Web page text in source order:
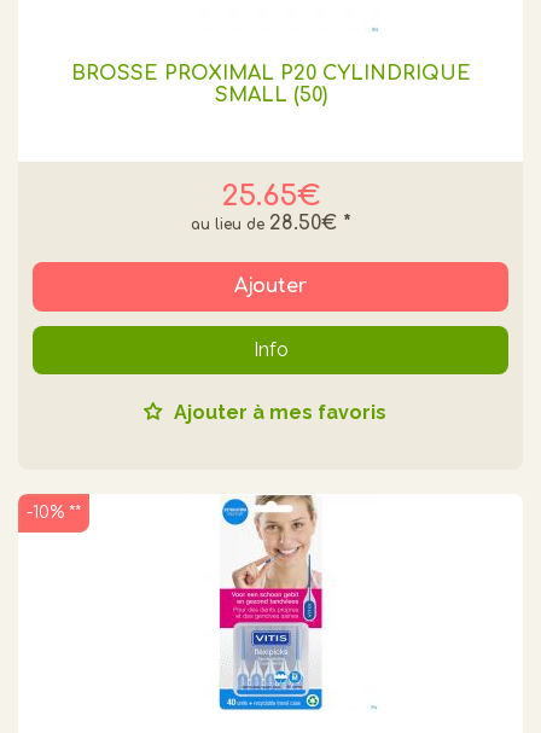
BROSSE PROXIMAL P20 CYLINDRIQUE
SMALL (50)
25.65€
28.50€ *
Ajouter
Info
Ajouter à mes favoris
-10% **